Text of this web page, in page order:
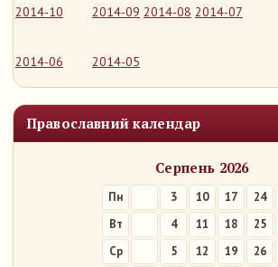
2014-10 2014-09 2014-08 2014-07
2014-06 2014-05
Православний календар
Серпень 2026
Пн 3 10 17 24
Вт
4 11 18
25
Ср
5 12 19
26